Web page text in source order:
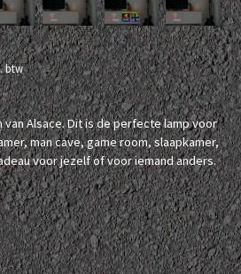
btw
van Alsace. Dit is de perfecte lamp voor
man cave, game room, slaapkamer,
voor jezelf of voor iemand anders.